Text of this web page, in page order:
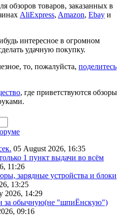
обзоров товаров, заказанных в
AliExpress, Amazon, Ebay и
интересное в огромном
удачную покупку.
то, пожалуйста, поделитесь
, где приветствуются обзоры
05 August 2026, 16:35
1 пункт выдачи во всём
11:26
зарядные устройства и блоки
13:25
2026, 14:29
за обычную(не "шпиЁнскую")
09:16